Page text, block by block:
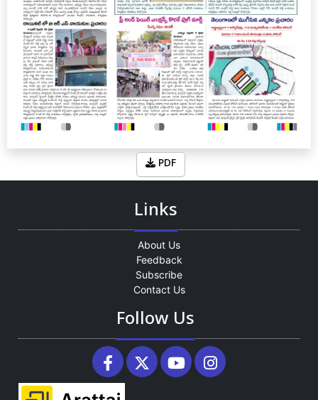
PDF
Links
About Us
Feedback
Subscribe
Contact Us
Follow Us